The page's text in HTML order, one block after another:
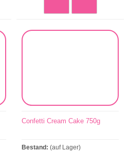
Confetti Cream Cake 750g
Bestand: (auf Lager)